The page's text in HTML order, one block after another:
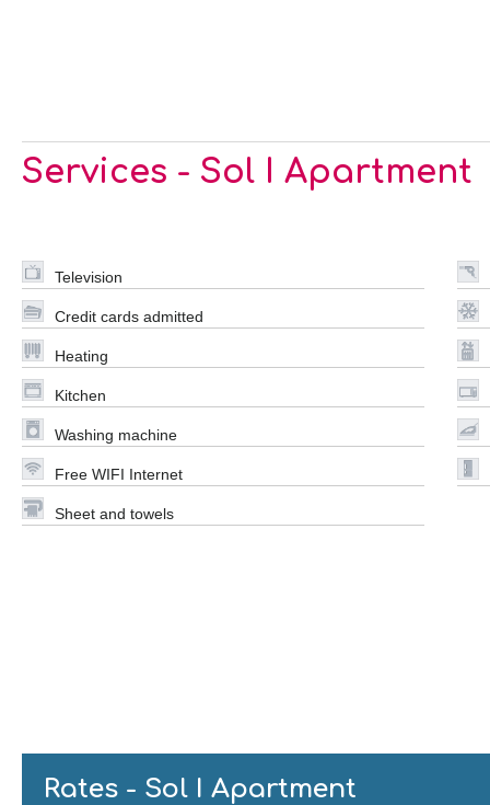
Services - Sol I Apartment
Television
Credit cards admitted
Heating
Kitchen
Washing machine
Free WIFI Internet
Sheet and towels
Rates - Sol I Apartment